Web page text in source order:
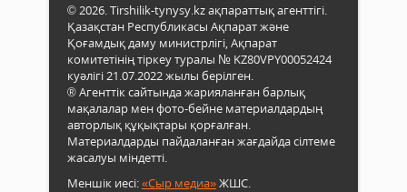
© 2026. Tirshilik-tynysy.kz ақпараттық агенттігі.
Қазақстан Республикасы Ақпарат және
Қоғамдық даму министрлігі, Ақпарат
комитетінің тіркеу туралы № KZ80VPY00052424
куәлігі 21.07.2022 жылы берілген.
® Агенттік сайтында жарияланған барлық
мақалалар мен фото-бейне материалдардың
авторлық құқықтары қорғалған.
Материалдарды пайдаланған жағдайда сілтеме
жасалуы міндетті.
Меншік иесі:«Сыр медиа»ЖШС.